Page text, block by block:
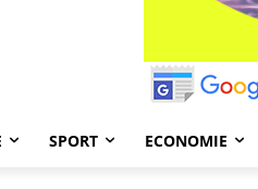
SPORT ECONOMIE